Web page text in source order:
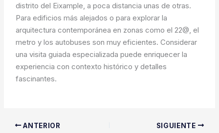
distrito del Eixample, a poca distancia unas de otras.
Para edificios más alejados o para explorar la
arquitectura contemporánea en zonas como el 22@, el
metro y los autobuses son muy eficientes. Considerar
una visita guiada especializada puede enriquecer la
experiencia con contexto histórico y detalles
fascinantes.
ANTERIOR SIGUIENTE